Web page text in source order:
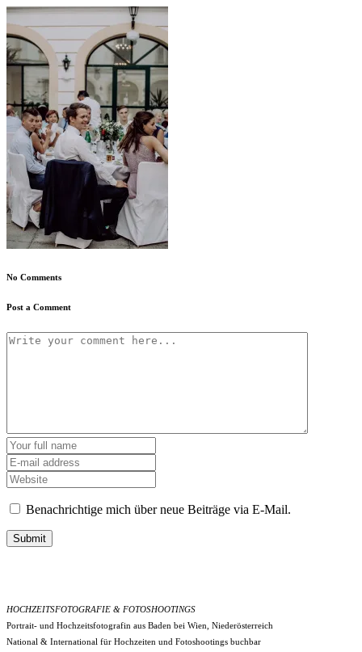
No Comments
Post a Comment
Benachrichtige mich über neue Beiträge via E-Mail.
Submit
HOCHZEITSFOTOGRAFIE & FOTOSHOOTINGS
Portrait- und Hochzeitsfotografin aus Baden bei Wien, Niederösterreich
National & International für Hochzeiten und Fotoshootings buchbar